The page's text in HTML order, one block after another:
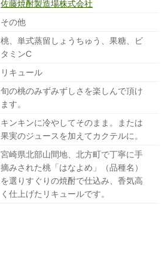
佐藤焼酎製造場株式会社
その他
桃、単式蒸留しょうちゅう、果糖、ビ
タミンC
リキュール
旬の桃のみずみずしさを楽しんで頂け
ます。
キンキンに冷やしてそのまま。または
果実のジュースを加えてカクテルに。
宮崎県北部山間地、北方町で丁寧に手
摘みされた桃「はなよめ」（品種名）
を選りすぐりの焼酎で仕込み、香気高
く仕上げたリキュールです。